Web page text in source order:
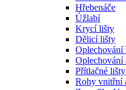
Hřebenáče
Úžlabí
Krycí lišty
Dělicí lišty
Oplechování
Oplechování
Přítlačné lišty
Rohy vnitřní